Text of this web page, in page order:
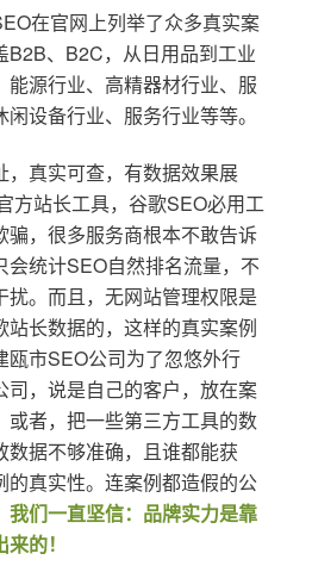
在官网上列举了众多真实案
B2B、B2C，从日用品到工业
能源行业、高精器材行业、服
设备行业、服务行业等等。
，真实可查，有数据效果展
方站长工具，谷歌SEO必用工
骗，很多服务商根本不敢告诉
会统计SEO自然排名流量，不
扰。而且，无网站管理权限是
长数据的，这样的真实案例
瓯市SEO公司为了忽悠外行
司，说是自己的客户，放在案
或者，把一些第三方工具的数
据不够准确，且谁都能获
的真实性。连案例都造假的公
我们一直坚信：品牌实力是靠
的！